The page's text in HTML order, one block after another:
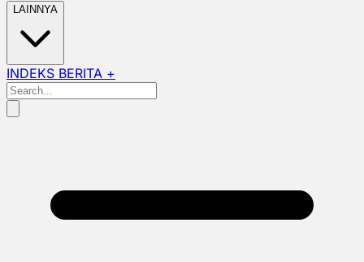
LAINNYA
INDEKS BERITA +